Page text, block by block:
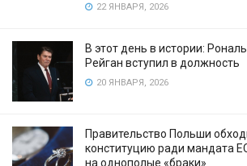
22 ЯНВАРЯ, 2026
В этот день в истории:
Рейган вступил в должность
20 ЯНВАРЯ, 2026
Правительство Польши
конституцию ради мандата
на однополые «браки»